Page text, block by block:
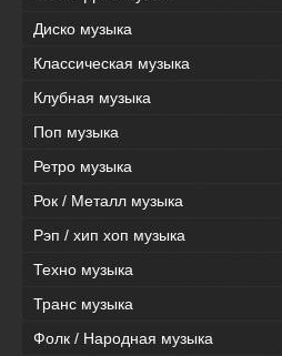
Диско музыка
Классическая музыка
Клубная музыка
Поп музыка
Ретро музыка
Рок / Металл музыка
Рэп / хип хоп музыка
Техно музыка
Транс музыка
Фолк / Народная музыка